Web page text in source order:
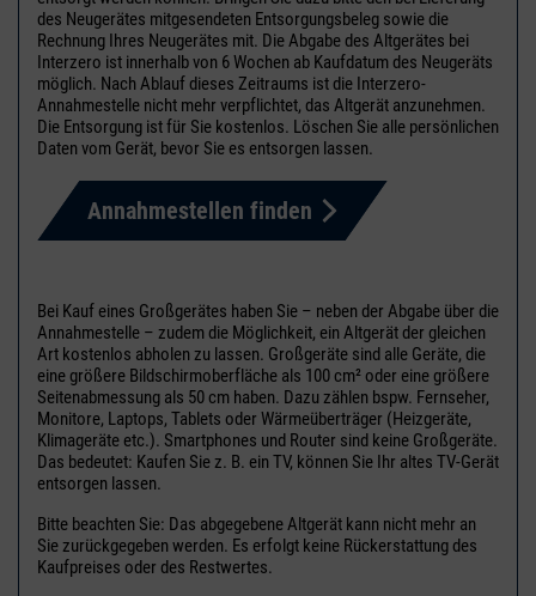
des Neugerätes mitgesendeten Entsorgungsbeleg sowie die
Rechnung Ihres Neugerätes mit. Die Abgabe des Altgerätes bei
Interzero ist innerhalb von 6 Wochen ab Kaufdatum des Neugeräts
möglich. Nach Ablauf dieses Zeitraums ist die Interzero-
Annahmestelle nicht mehr verpflichtet, das Altgerät anzunehmen.
Die Entsorgung ist für Sie kostenlos. Löschen Sie alle persönlichen
Daten vom Gerät, bevor Sie es entsorgen lassen.
Annahmestellen finden
Bei Kauf eines Großgerätes haben Sie – neben der Abgabe über die
Annahmestelle – zudem die Möglichkeit, ein Altgerät der gleichen
Art kostenlos abholen zu lassen. Großgeräte sind alle Geräte, die
eine größere Bildschirmoberfläche als 100 cm² oder eine größere
Seitenabmessung als 50 cm haben. Dazu zählen bspw. Fernseher,
Monitore, Laptops, Tablets oder Wärmeüberträger (Heizgeräte,
Klimageräte etc.). Smartphones und Router sind keine Großgeräte.
Das bedeutet: Kaufen Sie z. B. ein TV, können Sie Ihr altes TV-Gerät
entsorgen lassen.
Bitte beachten Sie: Das abgegebene Altgerät kann nicht mehr an
Sie zurückgegeben werden. Es erfolgt keine Rückerstattung des
Kaufpreises oder des Restwertes.